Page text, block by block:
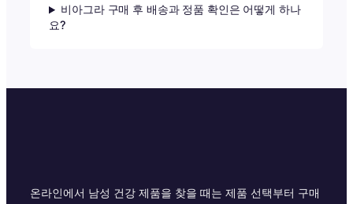
비아그라 구매 후 배송과 정품 확인은 어떻게 하나
요?
온라인에서 남성 건강 제품을 찾을 때는 제품 선택부터 구매